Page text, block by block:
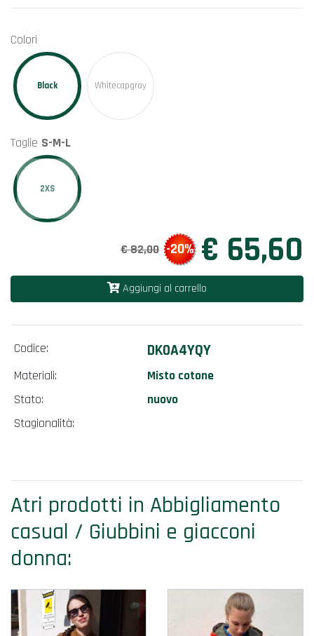
Colori
Black Whitecapgray
Taglie S-M-L
2XS
€ 82,00 -20% € 65,60
Aggiungi al carrello
Codice: DK0A4YQY
Materiali:
Misto cotone
Stato:
nuovo
Stagionalità:
Atri prodotti in Abbigliamento
casual / Giubbini e giacconi
donna: